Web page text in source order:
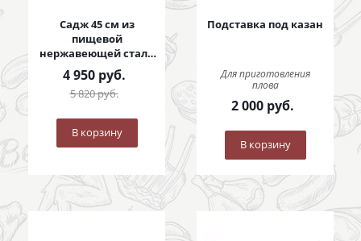
Садж 45 см из
пищевой
нержавеющей стали
с коваными ручками
4 950руб.
5 820руб.
В корзину
Подставка под казан
Для приготовления
плова
2 000руб.
В корзину